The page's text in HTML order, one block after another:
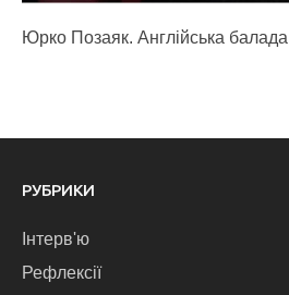
Юрко Позаяк. Англійська балада
РУБРИКИ
Інтерв'ю
Рефлексії